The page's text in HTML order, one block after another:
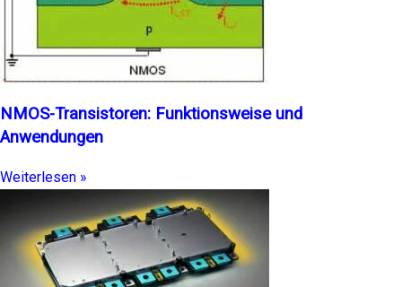
NMOS-Transistoren: Funktionsweise und
Anwendungen
Weiterlesen »